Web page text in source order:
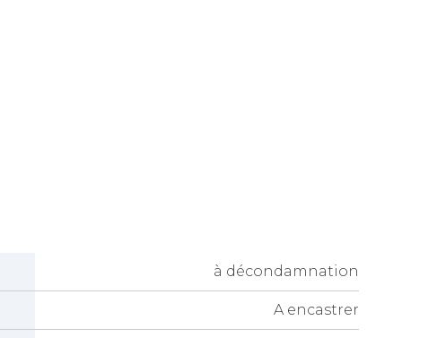
à décondamnation
A encastrer